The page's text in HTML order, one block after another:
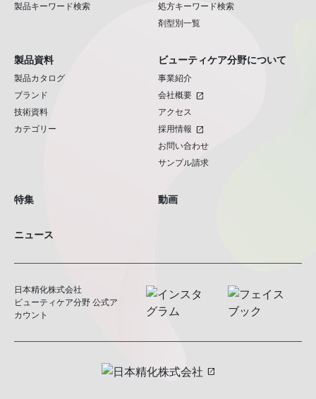
製品キーワード検索
処方キーワード検索
剤型別一覧
製品資料
製品カタログ
ブランド
技術資料
カテゴリー
ビューティケア分野について
事業紹介
会社概要 open_in_new
アクセス
採用情報 open_in_new
お問い合わせ
サンプル請求
特集 動画
ニュース
日本精化株式会社
ビューティケア分野 公式ア
カウント
open_in_new